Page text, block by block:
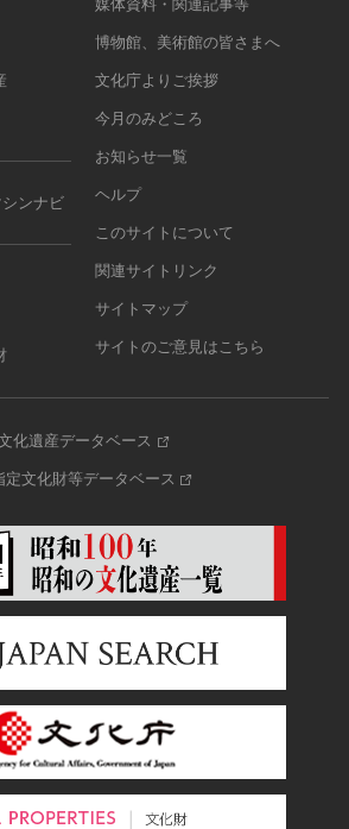
ンナビ
媒体資料・関連記事等
博物館、美術館の皆さまへ
文化庁よりご挨拶
今月のみどころ
お知らせ一覧
ヘルプ
このサイトについて
関連サイトリンク
サイトマップ
サイトのご意見はこちら
化遺産データベース
定文化財等データベース